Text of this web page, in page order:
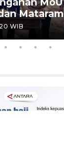
Mataram
WIB